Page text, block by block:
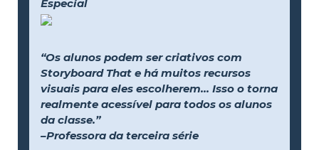
Especial
“Os alunos podem ser criativos com
Storyboard That e há muitos recursos
visuais para eles escolherem... Isso o torna
realmente acessível para todos os alunos
da classe.”
–Professora da terceira série